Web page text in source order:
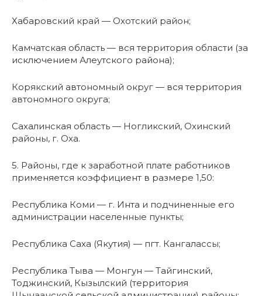
Хабаровский край — Охотский район;
Камчатская область — вся территория области (за
исключением Алеутского района);
Корякский автономный округ — вся территория
автономного округа;
Сахалинская область — Ногликский, Охинский
районы, г. Оха.
5. Районы, где к заработной плате работников
применяется коэффициент в размере 1,50:
Республика Коми — г. Инта и подчиненные его
администрации населенные пункты;
Республика Саха (Якутия) — пгт. Кангалассы;
Республика Тыва — Монгун — Тайгинский,
Тоджинский, Кызылский (территория